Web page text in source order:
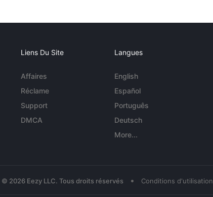
Liens Du Site
Affaires
Réclame
Support
DMCA
Langues
English
Español
Português
Deutsch
More...
© 2026 Eezy LLC. Tous droits réservés • Conditions d'utilisation